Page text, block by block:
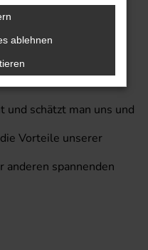
Leserinnen und
so waren wir bereits
Deutschlands. In
und schätzt man uns und
Vorteile unserer
anderen spannenden
ablehnen